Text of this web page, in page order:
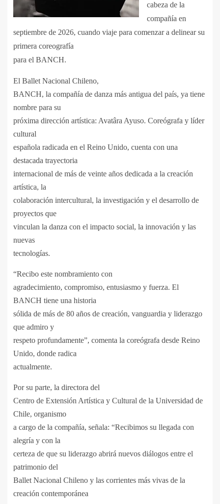
cabeza de la
compañía en
septiembre de 2026, cuando viaje para comenzar a delinear su
primera coreografía
para el BANCH.
El Ballet Nacional Chileno,
BANCH, la compañía de danza más antigua del país, ya tiene
nombre para su
próxima dirección artística: Avatâra Ayuso. Coreógrafa y líder
cultural
española radicada en el Reino Unido, cuenta con una
destacada trayectoria
internacional de más de veinte años dedicada a la creación
artística, la
colaboración intercultural, la investigación y el desarrollo de
proyectos que
vinculan la danza con el impacto social, la innovación y las
nuevas
tecnologías.
“Recibo este nombramiento con
agradecimiento, compromiso, entusiasmo y fuerza. El
BANCH tiene una historia
sólida de más de 80 años de creación, vanguardia y liderazgo
que admiro y
respeto profundamente”, comenta la coreógrafa desde Reino
Unido, donde radica
actualmente.
Por su parte, la directora del
Centro de Extensión Artística y Cultural de la Universidad de
Chile, organismo
a cargo de la compañía, señala: “Recibimos su llegada con
alegría y con la
certeza de que su liderazgo abrirá nuevos diálogos entre el
patrimonio del
Ballet Nacional Chileno y las corrientes más vivas de la
creación contemporánea